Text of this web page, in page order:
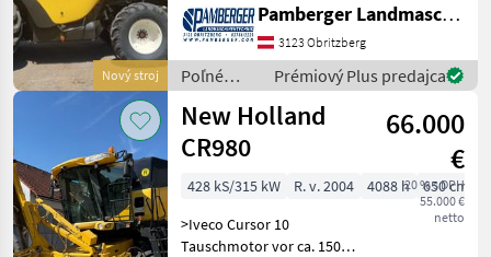
Nový stroj
verstellbare Lenkachse -
Lenkautomatik
Vorbereitung (AGR) FPT
Cursor Motor, Kraftstofftank
750l Trag
Pamberger Landmaschinentechnik GmbH
3123 Obritzberg
Poľné
zberové
stroje /
New
Holland
Prémiový Plus predajca
New Holland
CR980
66.000
€
20 % s DPH
55.000 €
netto
428 kS/315 kW R. v. 2004 4088 h
650 cm
>Iveco Cursor 10
Tauschmotor vor ca. 150